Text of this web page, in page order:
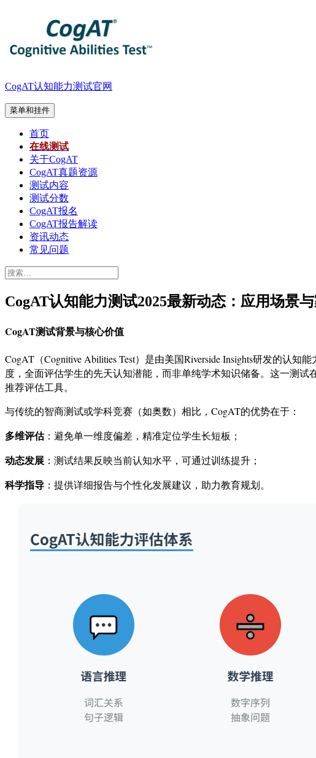
容
CogAT认知能力测试官网
菜单和挂件
首页
在线测试
关于CogAT
CogAT真题资源
测试内容
测试分数
CogAT报名
CogAT报告解读
资讯动态
常见问题
搜
CogAT认知能力测试2025最新动态：应用场景
CogAT测试背景与核心价值
CogAT（Cognitive Abilities Test）是由美国Riverside Insights研发的认
度，全面评估学生的先天认知潜能，而非单纯学术知识储备。这一测
推荐评估工具。
与传统的智商测试或学科竞赛（如奥数）相比，CogAT的优势在于：
多维评估：避免单一维度偏差，精准定位学生长短板；
动态发展 ：测试结果反映当前认知水平，可通过训练提升；
科学指导 ：提供详细报告与个性化发展建议，助力教育规划。